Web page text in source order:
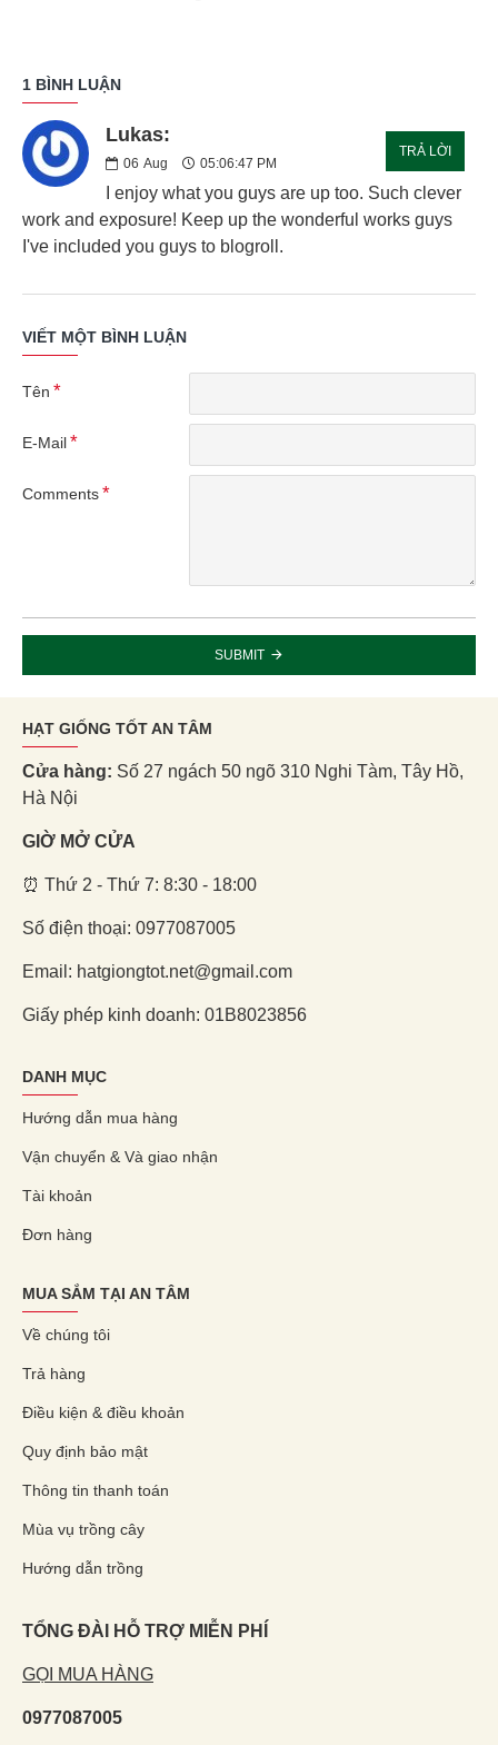
1 BÌNH LUẬN
Lukas:
06 Aug 05:06:47 PM
TRẢ LỜI
I enjoy what you guys are up too. Such clever
work and exposure! Keep up the wonderful works guys
I've included you guys to blogroll.
VIẾT MỘT BÌNH LUẬN
Tên
E-Mail
Comments
SUBMIT
HẠT GIỐNG TỐT AN TÂM
Cửa hàng: Số 27 ngách 50 ngõ 310 Nghi Tàm, Tây Hồ,
Hà Nội
GIỜ MỞ CỬA
⏰ Thứ 2 - Thứ 7: 8:30 - 18:00
Số điện thoại: 0977087005
Email: hatgiongtot.net@gmail.com
Giấy phép kinh doanh: 01B8023856
DANH MỤC
Hướng dẫn mua hàng
Vận chuyển & Và giao nhận
Tài khoản
Đơn hàng
MUA SẮM TẠI AN TÂM
Về chúng tôi
Trả hàng
Điều kiện & điều khoản
Quy định bảo mật
Thông tin thanh toán
Mùa vụ trồng cây
Hướng dẫn trồng
TỔNG ĐÀI HỖ TRỢ MIỄN PHÍ
GỌI MUA HÀNG
0977087005